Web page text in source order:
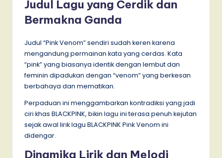
Judul Lagu yang Cerdik dan
Bermakna Ganda
Judul “Pink Venom” sendiri sudah keren karena
mengandung permainan kata yang cerdas. Kata
“pink” yang biasanya identik dengan lembut dan
feminin dipadukan dengan “venom” yang berkesan
berbahaya dan mematikan.
Perpaduan ini menggambarkan kontradiksi yang jadi
ciri khas BLACKPINK, bikin lagu ini terasa penuh kejutan
sejak awal lirik lagu BLACKPINK Pink Venom ini
didengar.
Dinamika Lirik dan Melodi